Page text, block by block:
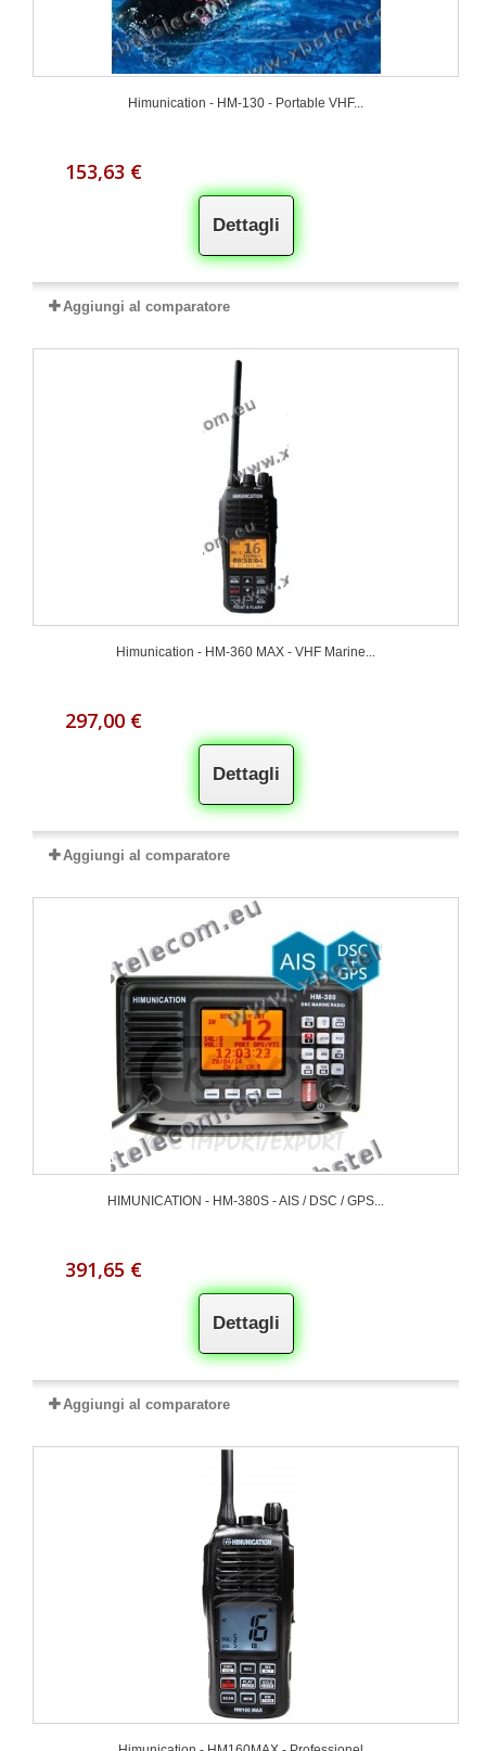
Himunication - HM-130 - Portable VHF...
153,63 €
Dettagli
Aggiungi al comparatore
Himunication - HM-360 MAX - VHF Marine...
297,00 €
Dettagli
Aggiungi al comparatore
HIMUNICATION - HM-380S - AIS / DSC / GPS...
391,65 €
Dettagli
Aggiungi al comparatore